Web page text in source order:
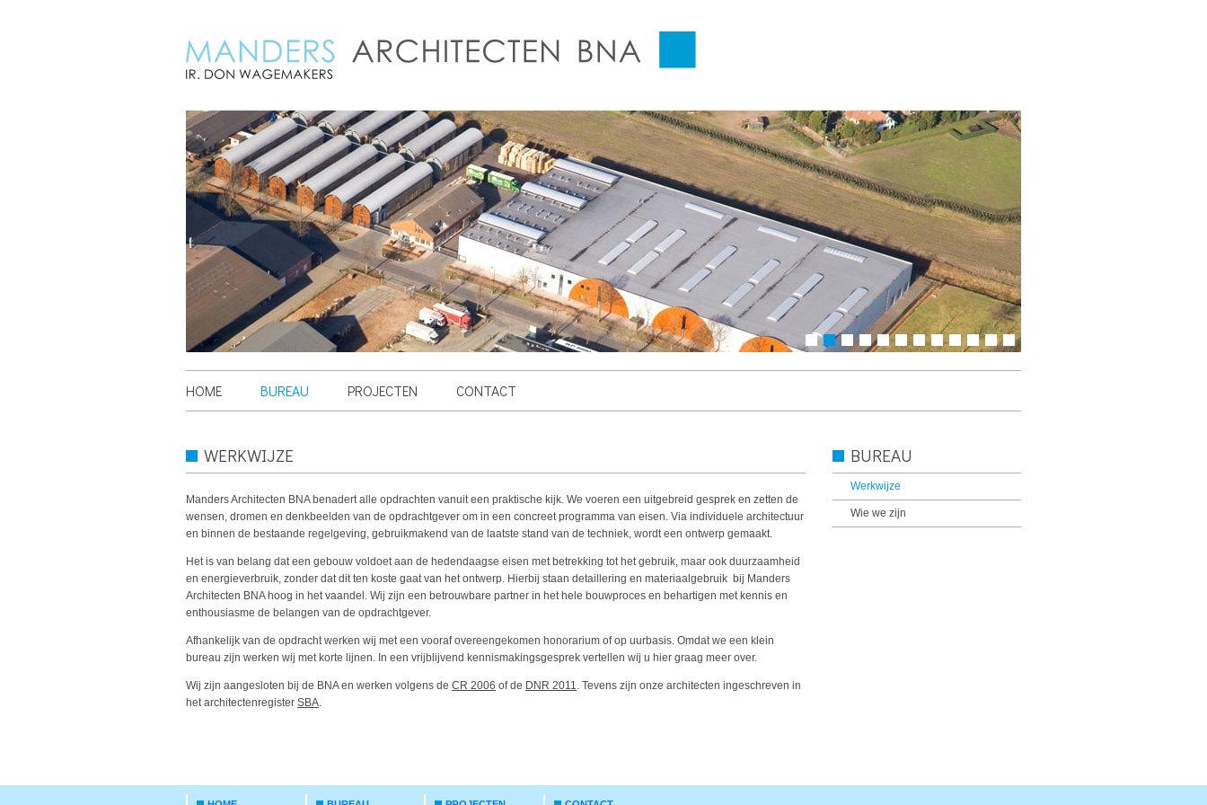
HOME BUREAU PROJECTEN CONTACT
WERKWIJZE
Manders Architecten BNA benadert alle opdrachten vanuit een praktische kijk. We voeren een uitgebreid gesprek en zetten de
wensen, dromen en denkbeelden van de opdrachtgever om in een concreet programma van eisen. Via individuele architectuur
en binnen de bestaande regelgeving, gebruikmakend van de laatste stand van de techniek, wordt een ontwerp gemaakt.
Het is van belang dat een gebouw voldoet aan de hedendaagse eisen met betrekking tot het gebruik, maar ook duurzaamheid
en energieverbruik, zonder dat dit ten koste gaat van het ontwerp. Hierbij staan detaillering en materiaalgebruik bij Manders
Architecten BNA hoog in het vaandel. Wij zijn een betrouwbare partner in het hele bouwproces en behartigen met kennis en
enthousiasme de belangen van de opdrachtgever.
Afhankelijk van de opdracht werken wij met een vooraf overeengekomen honorarium of op uurbasis. Omdat we een klein
bureau zijn werken wij met korte lijnen. In een vrijblijvend kennismakingsgesprek vertellen wij u hier graag meer over.
Wij zijn aangesloten bij de BNA en werken volgens de CR 2006 of de DNR 2011. Tevens zijn onze architecten ingeschreven in
het architectenregister SBA.
BUREAU
Werkwijze
Wie we zijn